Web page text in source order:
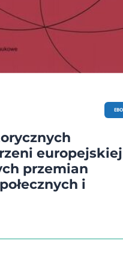
europejskiej
przemian
i